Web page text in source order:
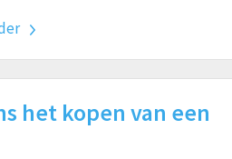
het kopen van een